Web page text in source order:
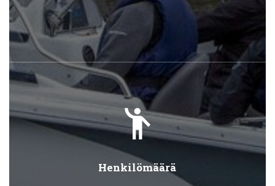
emoji_people
Henkilömäärä